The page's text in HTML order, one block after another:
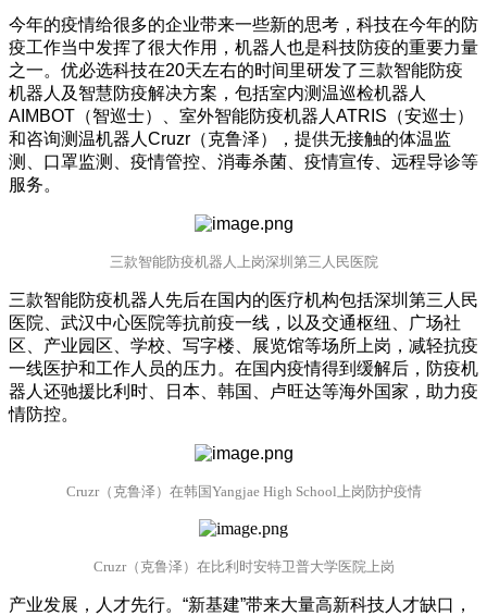
今年的疫情给很多的企业带来一些新的思考，科技在今年的防
疫工作当中发挥了很大作用，机器人也是科技防疫的重要力量
之一。优必选科技在20天左右的时间里研发了三款智能防疫
机器人及智慧防疫解决方案，包括室内测温巡检机器人
AIMBOT（智巡士）、室外智能防疫机器人ATRIS（安巡士）
和咨询测温机器人Cruzr（克鲁泽），提供无接触的体温监
测、口罩监测、疫情管控、消毒杀菌、疫情宣传、远程导诊等
服务。
三款智能防疫机器人上岗深圳第三人民医院
三款智能防疫机器人先后在国内的医疗机构包括深圳第三人民
医院、武汉中心医院等抗前疫一线，以及交通枢纽、广场社
区、产业园区、学校、写字楼、展览馆等场所上岗，减轻抗疫
一线医护和工作人员的压力。在国内疫情得到缓解后，防疫机
器人还驰援比利时、日本、韩国、卢旺达等海外国家，助力疫
情防控。
Cruzr（克鲁泽）在韩国Yangjae High School上岗防护疫情
Cruzr（克鲁泽）在比利时安特卫普大学医院上岗
产业发展，人才先行。“新基建”带来大量高新科技人才缺口，